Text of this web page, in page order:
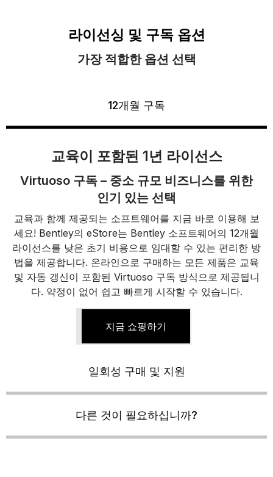
라이선싱 및 구독 옵션
가장 적합한 옵션 선택
12개월 구독
일회성 구매 및 지원
다른 것이 필요하십니까?
교육이 포함된 1년 라이선스
Virtuoso 구독 – 중소 규모 비즈니스를 위한
인기 있는 선택
교육과 함께 제공되는 소프트웨어를 지금 바로 이용해 보
세요! Bentley의 eStore는 Bentley 소프트웨어의 12개월
라이선스를 낮은 초기 비용으로 임대할 수 있는 편리한 방
법을 제공합니다. 온라인으로 구매하는 모든 제품은 교육
및 자동 갱신이 포함된 Virtuoso 구독 방식으로 제공됩니
다. 약정이 없어 쉽고 빠르게 시작할 수 있습니다.
지금 쇼핑하기